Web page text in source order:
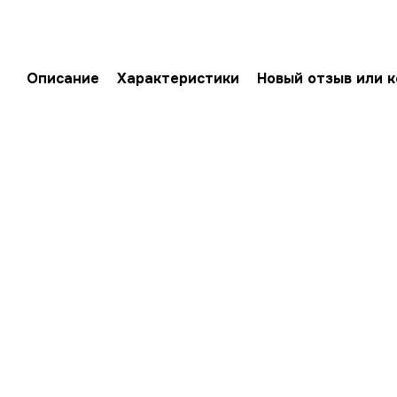
Описание Характеристики Новый отзыв или